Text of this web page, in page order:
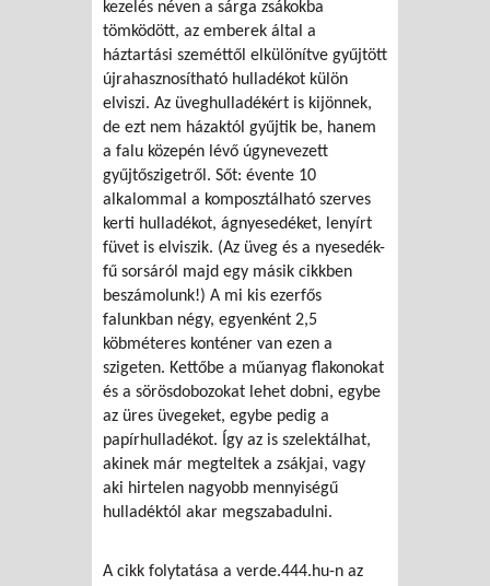
kezelés néven a sárga zsákokba
tömködött, az emberek által a
háztartási szeméttől elkülönítve gyűjtött
újrahasznosítható hulladékot külön
elviszi. Az üveghulladékért is kijönnek,
de ezt nem házaktól gyűjtik be, hanem
a falu közepén lévő úgynevezett
gyűjtőszigetről. Sőt: évente 10
alkalommal a komposztálható szerves
kerti hulladékot, ágnyesedéket, lenyírt
füvet is elviszik. (Az üveg és a nyesedék-
fű sorsáról majd egy másik cikkben
beszámolunk!) A mi kis ezerfős
falunkban négy, egyenként 2,5
köbméteres konténer van ezen a
szigeten. Kettőbe a műanyag flakonokat
és a sörösdobozokat lehet dobni, egybe
az üres üvegeket, egybe pedig a
papírhulladékot. Így az is szelektálhat,
akinek már megteltek a zsákjai, vagy
aki hirtelen nagyobb mennyiségű
hulladéktól akar megszabadulni.
A cikk folytatása a verde.444.hu-n az